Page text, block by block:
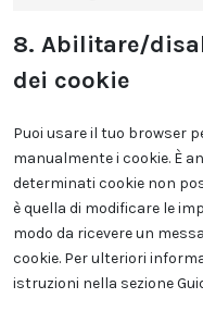
8. Abilitare/
dei cookie
Puoi usare il tuo browser
manualmente i cookie. È
determinati cookie non
è quella di modificare le
modo da ricevere un
cookie. Per ulteriori
istruzioni nella sezione